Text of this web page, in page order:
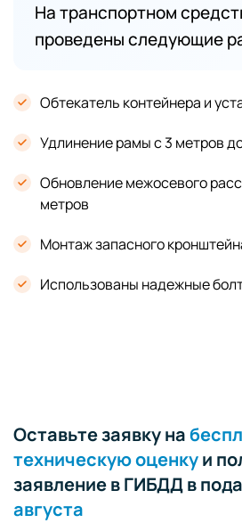
На транспортном
проведены следующие
Обтекатель контейнера и
Удлинение рамы с 3 метров
Обновление межосевого
метров
Монтаж запасного
Использованы надежные
Оставьте заявку на
техническую оценкуи
заявление в ГИБДД в
августа